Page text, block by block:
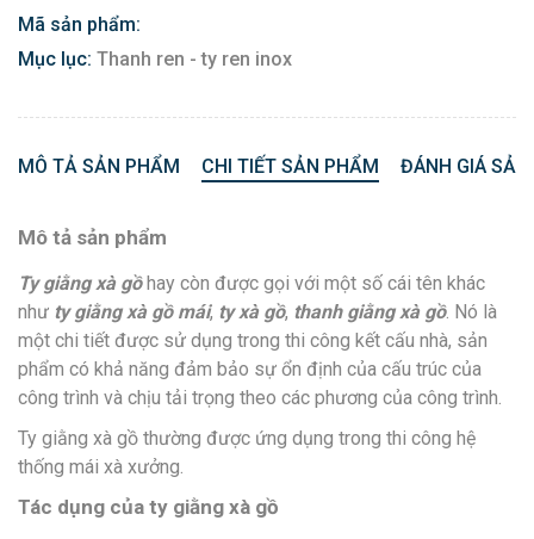
Mã sản phẩm:
Mục lục: Thanh ren - ty ren inox
MÔ TẢ SẢN PHẨM CHI TIẾT SẢN PHẨM ĐÁNH GIÁ
Mô tả sản phẩm
Ty giằng xà gồhay còn được gọi với một số cái tên khác
như ty giằng xà gồ mái, ty xà gồ, thanh giằng xà gồ. Nó là
một chi tiết được sử dụng trong thi công kết cấu nhà, sản
phẩm có khả năng đảm bảo sự ổn định của cấu trúc của
công trình và chịu tải trọng theo các phương của công trình.
Ty giằng xà gồ thường được ứng dụng trong thi công hệ
thống mái xà xưởng.
Tác dụng của ty giằng xà gồ